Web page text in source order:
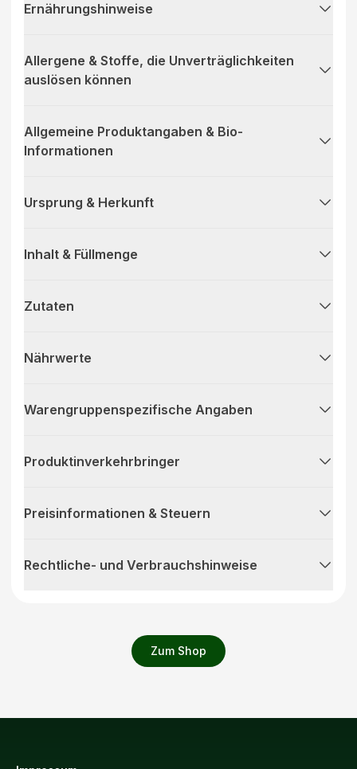
Zum Shop
Ernährungshinweise
Allergene & Stoffe, die Unverträglichkeiten
auslösen können
Allgemeine Produktangaben & Bio-
Informationen
Ursprung & Herkunft
Inhalt & Füllmenge
Zutaten
Nährwerte
Warengruppenspezifische Angaben
Produktinverkehrbringer
Preisinformationen & Steuern
Rechtliche- und Verbrauchshinweise